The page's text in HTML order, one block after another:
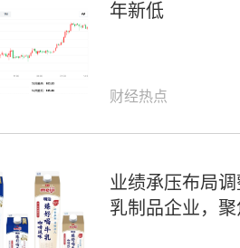
年新低
财经热点
业绩承压布局
乳制品企业，